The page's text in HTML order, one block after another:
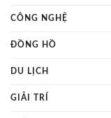
CÔNG NGHỆ
ĐỒNG HỒ
DU LỊCH
GIẢI TRÍ